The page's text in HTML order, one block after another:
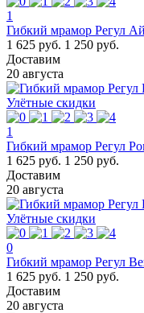
1
Гибкий мрамор Регул
1 625 руб. 1 250 руб.
Доставим
20 августа
Улётные скидки
1
Гибкий мрамор Регул
1 625 руб. 1 250 руб.
Доставим
20 августа
Улётные скидки
0
Гибкий мрамор Регул
1 625 руб. 1 250 руб.
Доставим
20 августа